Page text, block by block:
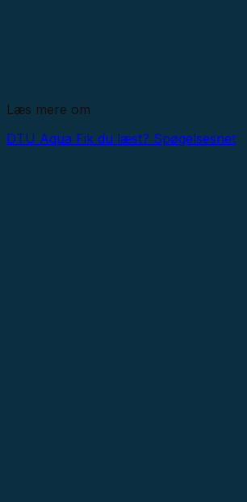
Læs mere om
DTU Aqua Fik du læst? Spøgelsesnet